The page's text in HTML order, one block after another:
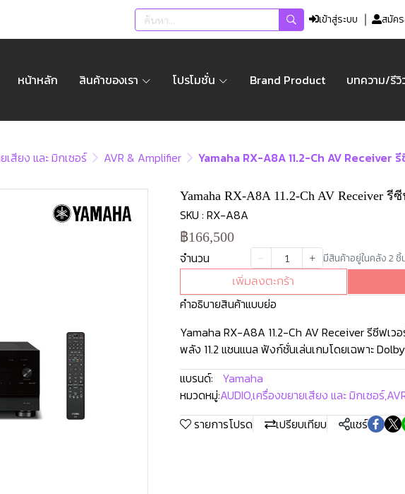
เข้าสู่ระบบ สมัค
หน้าหลัก สินค้าของเรา โปรโมชั่น Brand Product บทความ/รีวิ
เสียง และ มิกเซอร์ AVR & Amplifier Yamaha RX-A8A 11.2-Ch AV Receiver
Yamaha RX-A8A 11.2-Ch AV Receiver รี
SKU : RX-A8A
฿166,500
จำนวน มีสินค้าอยู่ในคลัง 2 ชิ้
เพิ่มลงตะกร้า
คำอธิบายสินค้าแบบย่อ
Yamaha RX-A8A 11.2-Ch AV Receiver รีซีฟเว
พลัง 11.2 แชนแนล ฟังก์ชั่นเล่นเกมโดยเฉพาะ
แบรนด์:
Yamaha
หมวดหมู่:AUDIO,เครื่องขยายเสียง และ มิกเซอร์,
รายการโปรด
เปรียบเทียบ แชร์